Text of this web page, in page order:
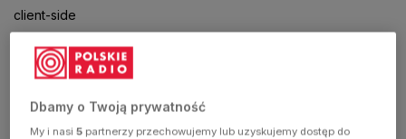
client-side
exception
hasDbamy o Twoją prywatność
My i nasi5 partnerzy przechowujemy lub uzyskujemy dostęp do